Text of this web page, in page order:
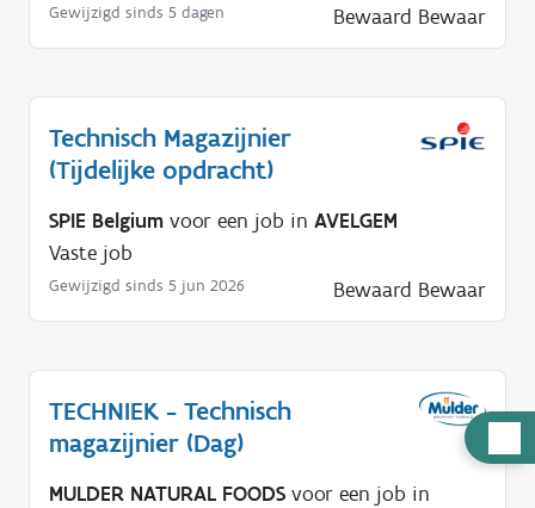
u
Gewijzigd sinds 5 dagen Bewaard Bewaar
Technisch Magazijnier
(Tijdelijke opdracht)
SPIE Belgium voor een job in AVELGEM
Vaste job
Gewijzigd sinds 5 jun 2026 Bewaard Bewaar
TECHNIEK - Technisch
magazijnier (Dag)
MULDER NATURAL FOODS voor een job in